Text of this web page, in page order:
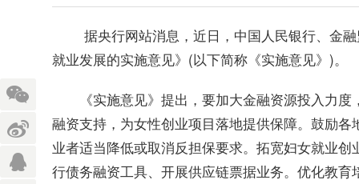
据央行网站消息，近日，中国人民银行、金融
就业发展的实施意见》(以下简称《实施意见》)。
《实施意见》提出，要加大金融资源投入力度
融资支持，为女性创业项目落地提供保障。鼓励
业者适当降低或取消反担保要求。拓宽妇女就业
行债务融资工具、开展供应链票据业务。优化教